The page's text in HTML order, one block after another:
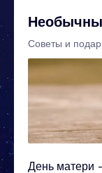
Советы и
День матери